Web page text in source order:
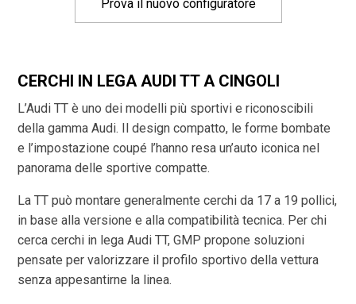
Prova il nuovo configuratore
CERCHI IN LEGA AUDI TT A CINGOLI
L’Audi TT è uno dei modelli più sportivi e riconoscibili
della gamma Audi. Il design compatto, le forme bombate
e l’impostazione coupé l’hanno resa un’auto iconica nel
panorama delle sportive compatte.
La TT può montare generalmente cerchi da 17 a 19 pollici,
in base alla versione e alla compatibilità tecnica. Per chi
cerca cerchi in lega Audi TT, GMP propone soluzioni
pensate per valorizzare il profilo sportivo della vettura
senza appesantirne la linea.